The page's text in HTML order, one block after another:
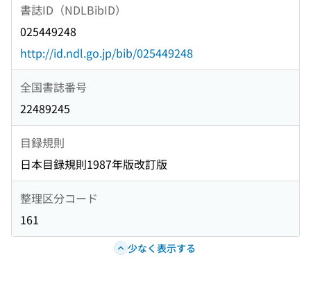
書誌ID（NDLBibID）
025449248
http://id.ndl.go.jp/bib/025449248
全国書誌番号
22489245
目録規則
日本目録規則1987年版改訂版
整理区分コード
161
少なく表示する